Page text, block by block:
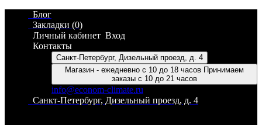
Блог
Закладки (0)
Личный кабинет Вход
Контакты
Санкт-Петербург, Дизельный проезд, д. 4
Магазин - ежедневно с 10 до 18 часов Принимаем
заказы с 10 до 21 часов
info@econom-climate.ru
Санкт-Петербург, Дизельный проезд, д. 4